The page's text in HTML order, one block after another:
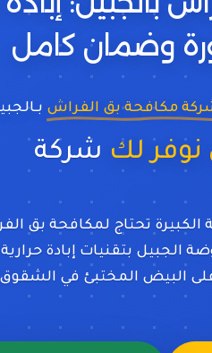
وضمان كامل
مكافحة بق الفراش
لك شركة مكافحة
تحتاج لمكافحة بق
الجبيل بتقنيات إبادة
البيض المختبئ في